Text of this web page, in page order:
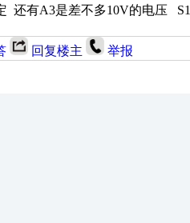
还有A3是差不多10V的电压
回复楼主 举报